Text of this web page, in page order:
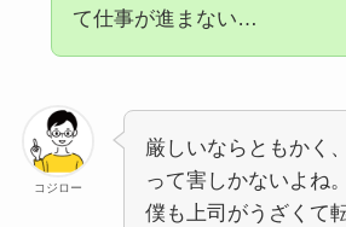
て仕事が進まない…
コジロー
厳しいならともかく
って害しかないよね。
僕も上司がうざくて